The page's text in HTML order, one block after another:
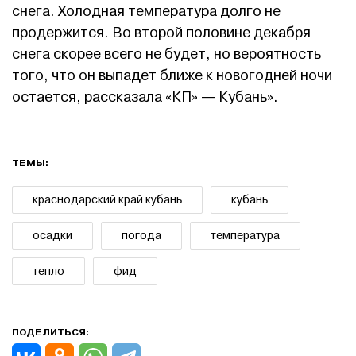
снега. Холодная температура долго не
продержится. Во второй половине декабря
снега скорее всего не будет, но вероятность
того, что он выпадет ближе к новогодней ночи
остается, рассказала «КП» — Кубань».
ТЕМЫ:
краснодарский край кубань кубань
осадки погода температура
тепло фид
ПОДЕЛИТЬСЯ: